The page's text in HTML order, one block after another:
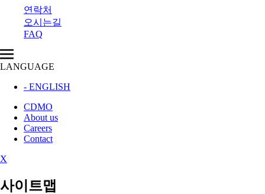
연락처
오시는길
FAQ
LANGUAGE
- ENGLISH
CDMO
About us
Careers
Contact
X
사이트맵